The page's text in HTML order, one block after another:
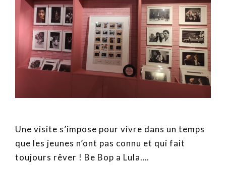
Une visite s’impose pour vivre dans un temps
que les jeunes n’ont pas connu et qui fait
toujours rêver ! Be Bop a Lula….